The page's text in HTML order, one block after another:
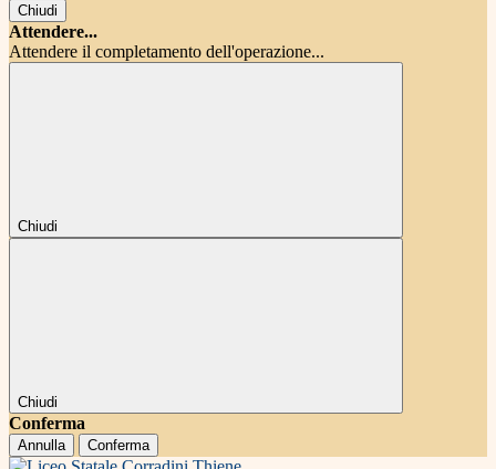
Chiudi
Attendere...
Attendere il completamento dell'operazione...
Chiudi
Chiudi
Conferma
Annulla Conferma